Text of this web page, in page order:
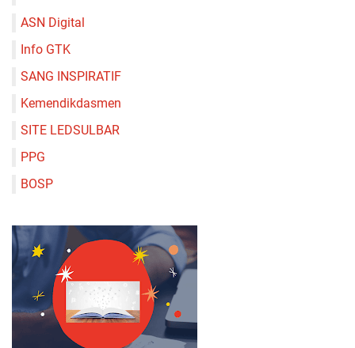
ASN Digital
Info GTK
SANG INSPIRATIF
Kemendikdasmen
SITE LEDSULBAR
PPG
BOSP